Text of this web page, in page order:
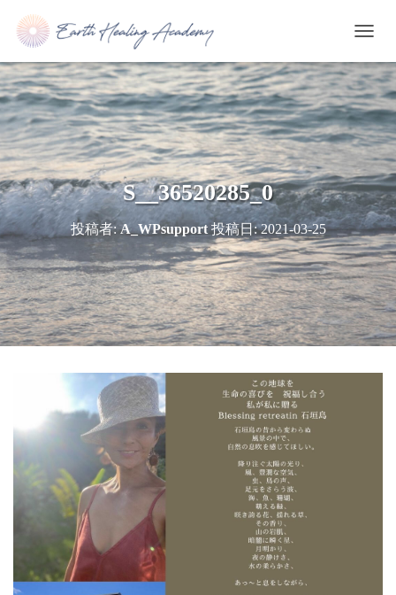
ビ
ゲ
ー
シ
ョ
ン
を
切
り
替
え
S__36520285_0
投稿者:A_WPsupport投稿日:2021-03-25